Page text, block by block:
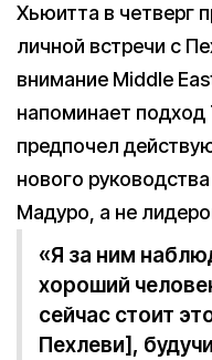
Хьюитта в четверг
личной встречи с
внимание Middle
напоминает подход
предпочел
нового
Мадуро, а не
«Я за ним
хороший
сейчас стоит
Пехлеви],